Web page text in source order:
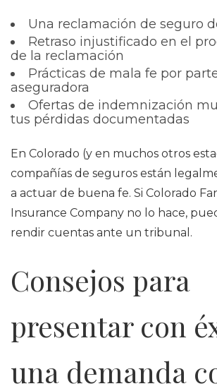
Una reclamación de seguro
Retraso injustificado en el
de la reclamación
Prácticas de mala fe por
aseguradora
Ofertas de indemnización
tus pérdidas documentadas
En Colorado (y en muchos otros
compañías de seguros están
a actuar de buena fe. Si Colorado
Insurance Company no lo hace,
rendir cuentas ante un tribunal.
Consejos para
presentar con
una demanda